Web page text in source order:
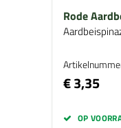
Rode
€ 3,35
OP